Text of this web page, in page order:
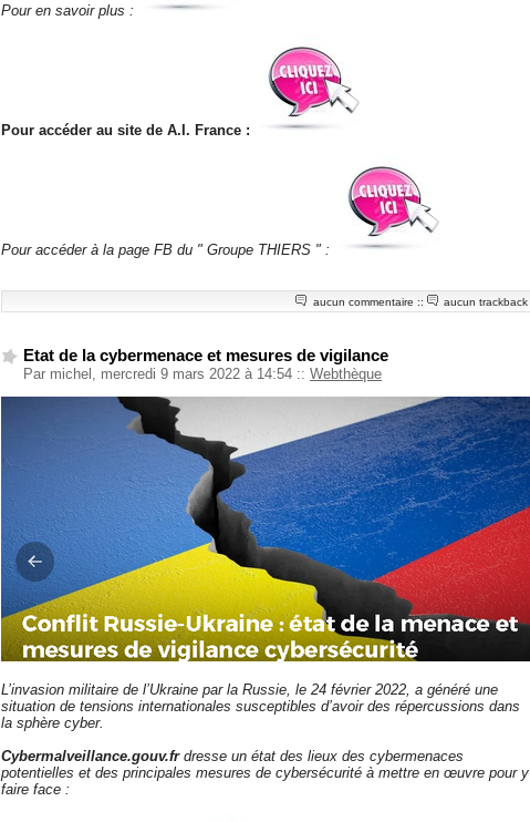
Pour en savoir plus :
Pour accéder au site de A.I. France :
Pour accéder à la page FB du " Groupe THIERS " :
aucun commentaire :: aucun trackback
Etat de la cybermenace et mesures de vigilance
Par michel, mercredi 9 mars 2022 à 14:54 :: Webthèque
L’invasion militaire de l’Ukraine par la Russie, le 24 février 2022, a généré une
situation de tensions internationales susceptibles d’avoir des répercussions dans
la sphère cyber.
Cybermalveillance.gouv.frdresse un état des lieux des cybermenaces
potentielles et des principales mesures de cybersécurité à mettre en œuvre pour y
faire face :